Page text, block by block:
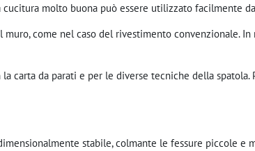
molto buona può essere utilizzato facilmente
come nel caso del rivestimento convenzionale.
da parati e per le diverse tecniche della spatola.
stabile, colmante le fessure piccole e